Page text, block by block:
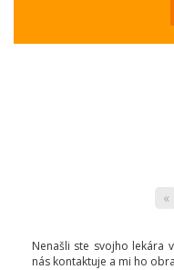
«
Nenašli ste svojho lekára
nás kontaktuje a mi ho